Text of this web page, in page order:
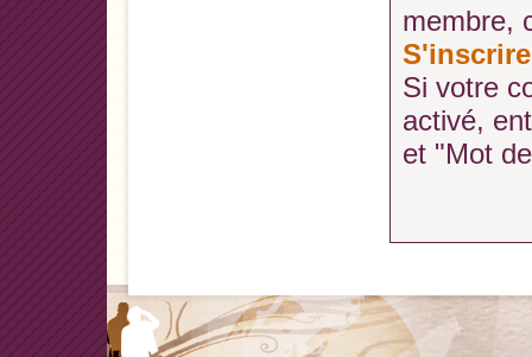
membre,
S'inscrire
Si votre
activé,
et "Mot